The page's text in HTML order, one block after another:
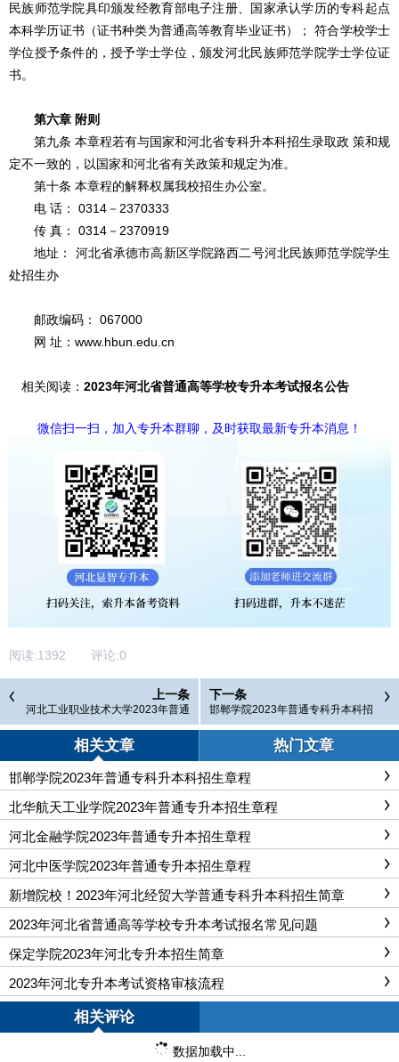
民族师范学院具印颁发经教育部电子注册、国家承认学历的专科起点
本科学历证书（证书种类为普通高等教育毕业证书）； 符合学校学士
学位授予条件的，授予学士学位，颁发河北民族师范学院学士学位证
书。
第六章 附则
第九条 本章程若有与国家和河北省专科升本科招生录取政 策和规
定不一致的，以国家和河北省有关政策和规定为准。
第十条 本章程的解释权属我校招生办公室。
电 话： 0314－2370333
传 真： 0314－2370919
地址： 河北省承德市高新区学院路西二号河北民族师范学院学生
处招生办
邮政编码： 067000
网 址：www.hbun.edu.cn
相关阅读： 2023年河北省普通高等学校专升本考试报名公告
微信扫一扫，加入专升本群聊，及时获取最新专升本消息！
阅读:1392 评论:0
上一条
河北工业职业技术大学2023年普通
专科升本科招生章程
下一条
邯郸学院2023年普通专科升本科招
生章程
相关文章 热门文章
邯郸学院2023年普通专科升本科招生章程
北华航天工业学院2023年普通专升本招生章程
河北金融学院2023年普通专升本招生章程
河北中医学院2023年普通专升本招生章程
新增院校！2023年河北经贸大学普通专科升本科招生简章
2023年河北省普通高等学校专升本考试报名常见问题
保定学院2023年河北专升本招生简章
2023年河北专升本考试资格审核流程
相关评论
数据加载中...